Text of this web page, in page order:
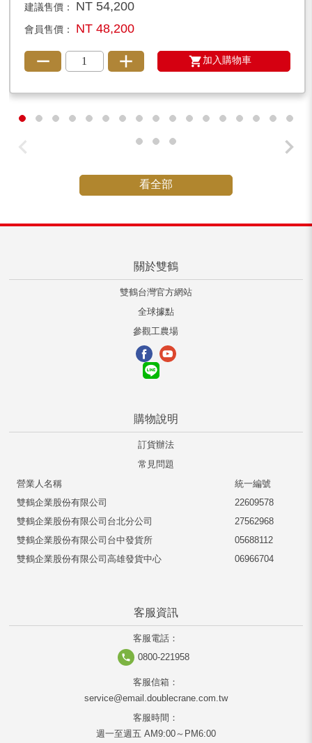
建議售價： NT 54,200
會員售價： NT 48,200
加入購物車
看全部
關於雙鶴
雙鶴台灣官方網站
全球據點
參觀工農場
購物說明
訂貨辦法
常見問題
營業人名稱 統一編號
雙鶴企業股份有限公司 22609578
雙鶴企業股份有限公司台北分公司 27562968
雙鶴企業股份有限公司台中發貨所 05688112
雙鶴企業股份有限公司高雄發貨中心 06966704
客服資訊
客服電話：
0800-221958
客服信箱：
service@email.doublecrane.com.tw
客服時間：
週一至週五 AM9:00～PM6:00